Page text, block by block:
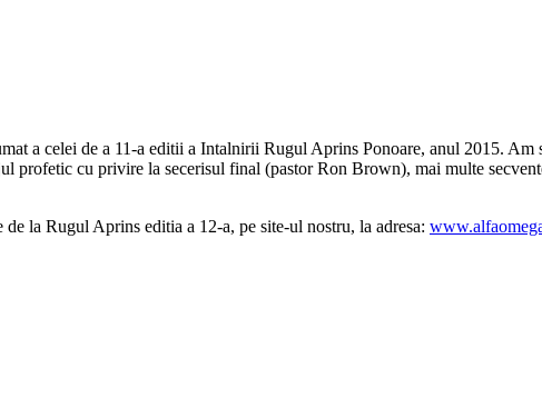
a celei de a 11-a editii a Intalnirii Rugul Aprins Ponoare, anul 2015. Am
profetic cu privire la secerisul final (pastor Ron Brown), mai multe
la Rugul Aprins editia a 12-a, pe site-ul nostru, la adresa: